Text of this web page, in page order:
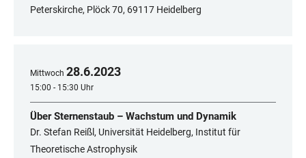
Peterskirche, Plöck 70, 69117 Heidelberg
Mittwoch 28.6.2023
15:00 - 15:30 Uhr
Über Sternenstaub – Wachstum und Dynamik
Dr. Stefan Reißl, Universität Heidelberg, Institut für
Theoretische Astrophysik